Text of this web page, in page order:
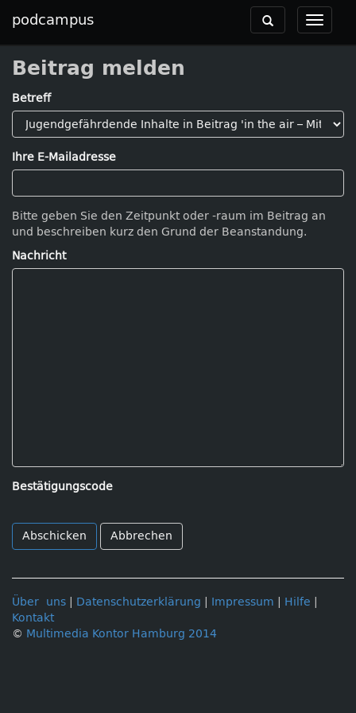
podcampus
Toggle
Toggle
navigation
Beitrag melden
Betreff
Ihre E-Mailadresse
Bitte geben Sie den Zeitpunkt oder -raum im Beitrag an
und beschreiben kurz den Grund der Beanstandung.
Nachricht
Bestätigungscode
Abbrechen
Über uns Datenschutzerklärung Impressum Hilfe
Kontakt
© Multimedia Kontor Hamburg 2014